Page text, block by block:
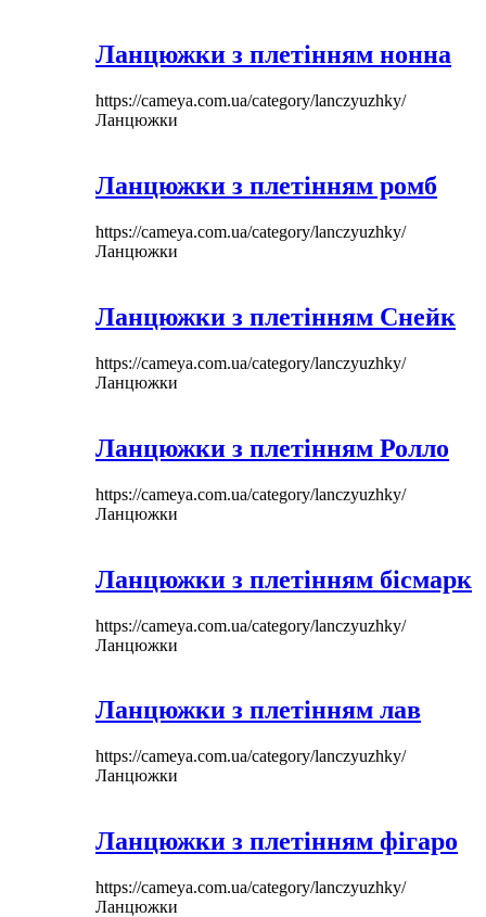
Ланцюжки з плетінням нонна
https://cameya.com.ua/category/lanczyuzhky/
Ланцюжки
Ланцюжки з плетінням ромб
https://cameya.com.ua/category/lanczyuzhky/
Ланцюжки
Ланцюжки з плетінням Снейк
https://cameya.com.ua/category/lanczyuzhky/
Ланцюжки
Ланцюжки з плетінням Ролло
https://cameya.com.ua/category/lanczyuzhky/
Ланцюжки
Ланцюжки з плетінням бісмарк
https://cameya.com.ua/category/lanczyuzhky/
Ланцюжки
Ланцюжки з плетінням лав
https://cameya.com.ua/category/lanczyuzhky/
Ланцюжки
Ланцюжки з плетінням фігаро
https://cameya.com.ua/category/lanczyuzhky/
Ланцюжки